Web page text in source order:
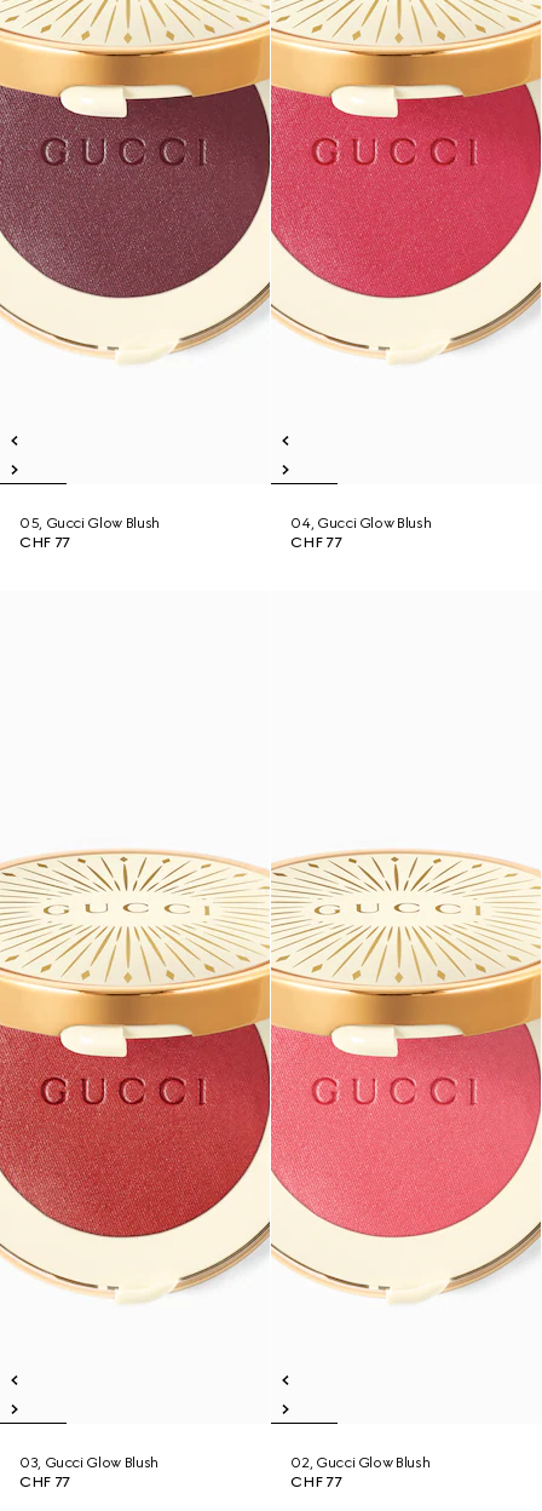
05, Gucci Glow Blush
CHF 77
04, Gucci Glow Blush
CHF 77
03, Gucci Glow Blush
CHF 77
02, Gucci Glow Blush
CHF 77